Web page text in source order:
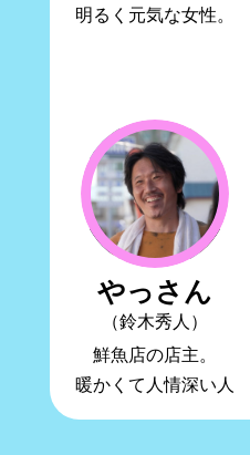
明るく元気な女性。
やっさん
（鈴木秀人）
鮮魚店の店主。
暖かくて人情深い人